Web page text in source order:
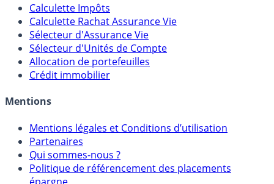
Calculateur d'intérêts
Calculette Impôts
Calculette Rachat Assurance Vie
Sélecteur d'Assurance Vie
Sélecteur d'Unités de Compte
Crédit immobilier
Mentions
Mentions légales et Conditions d’utilisation
Partenaires
Qui sommes-nous ?